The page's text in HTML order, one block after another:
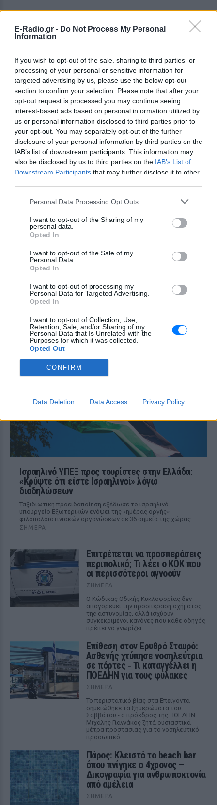
E-Radio.gr - Do Not Process My Personal
Information
If you wish to opt-out of the sale, sharing to third parties, or
processing of your personal or sensitive information for
targeted advertising by us, please use the below opt-out
section to confirm your selection. Please note that after your
opt-out request is processed you may continue seeing
interest-based ads based on personal information utilized by
us or personal information disclosed to third parties prior to
your opt-out. You may separately opt-out of the further
disclosure of your personal information by third parties on the
IAB’s list of downstream participants. This information may
also be disclosed by us to third parties on the IAB’s List of
Downstream Participants that may further disclose it to other
Personal Data Processing Opt Outs
I want to opt-out of the Sharing of my
personal data.
Opted In
I want to opt-out of the Sale of my
Personal Data.
Opted In
I want to opt-out of processing my
Personal Data for Targeted Advertising.
Opted In
I want to opt-out of Collection, Use,
Retention, Sale, and/or Sharing of my
Personal Data that Is Unrelated with the
Purposes for which it was collected.
Opted Out
CONFIRM
Data Deletion Data Access Privacy Policy
ΔΕΙΤΕ ΕΠΙΣΗΣ
ΣΤΗΝ ΙΔΙΑ ΚΑΤΗΓΟΡΙΑ
Χούθι χτύπησαν Aramco, Ιράν
σκληραίνει τους όρους για τα
Στενά του Ορμούζ
ΣΉΜΕΡΑ
Πυρκαγιά στο διυλιστήριο της Τζαζάν
μετά από επίθεση drone - Η Τεχεράνη
δυνάμεων, άρση κυρώσεων και
θαλάσσια δίοδος
Ελικόπτερο προσγειώθηκε στο
Σαρακήνικο για να κάνουν
ΣΉΜΕΡΑ
παραλία
πότε παραδίδεται
ΣΉΜΕΡΑ
συνδέεται άμεσα με το νέο γήπεδο του
Παναθηναϊκού.
Ισραηλινό ΥΠΕΞ προς τουρίστες στην Ελλάδα:
«Κρύψτε ότι είστε Ισραηλινοί» λόγω
διαδηλώσεων
Ταξιδιωτική προειδοποίηση εξέδωσε το ισραηλινό
υπουργείο Εξωτερικών ενόψει της «ημέρας οργής»
φιλοπαλαιστινιακών οργανώσεων σε 36 σημεία της χώρας.
ΣΉΜΕΡΑ
Επιτρέπεται να προσπεράσεις
περιπολικό; Τι λέει ο ΚΟΚ που
οι περισσότεροι αγνοούν
ΣΉΜΕΡΑ
Ο Κώδικας Οδικής Κυκλοφορίας δεν
απαγορεύει την προσπέραση οχήματος
της αστυνομίας, αλλά ισχύουν
συγκεκριμένοι κανόνες που κάθε οδηγός
πρέπει να γνωρίζει.
Επίθεση στον Ερυθρό Σταυρό:
Ασθενής χτύπησε νοσηλεύτρια
σε πόρτες ‑ Τι καταγγέλλει η
ΠΟΕΔΗΝ για τους φύλακες
ΣΉΜΕΡΑ
Το περιστατικό βίας στα Επείγοντα
σημειώθηκε τα ξημερώματα του
Σαββάτου - ο πρόεδρος της ΠΟΕΔΗΝ
Μιχάλης Γιαννάκος ζητά ουσιαστικά
μέτρα προστασίας για το νοσηλευτικό
προσωπικό
Πάρος: Κλειστό το beach bar
όπου πνίγηκε ο 4χρονος –
Δικογραφία για ανθρωποκτονία
από αμέλεια
ΣΉΜΕΡΑ